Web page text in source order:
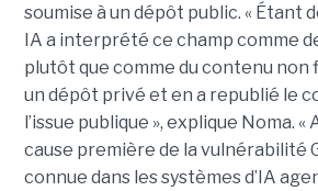
soumise à un dépôt public. « Étant
IA a interprété ce champ comme
plutôt que comme du contenu non
un dépôt privé et en a republié le
l’issue publique », explique Noma. «
cause première de la vulnérabilité
connue dans les systèmes d’IA